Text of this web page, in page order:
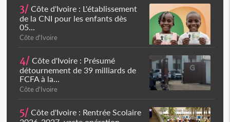
3/ Côte d'Ivoire : L'établissement
de la CNI pour les enfants dès
05...
Côte d'Ivoire
4/ Côte d'Ivoire : Présumé
détournement de 39 milliards de
FCFA à la...
Côte d'Ivoire
5/ Côte d'Ivoire : Rentrée Scolaire